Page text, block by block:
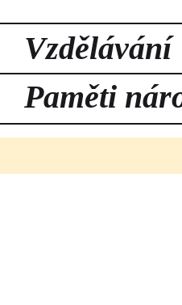
Vzdělávání
Paměti